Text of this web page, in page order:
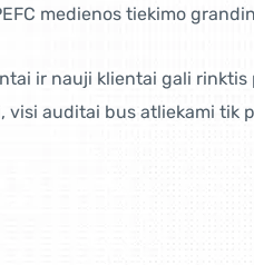
medienos tiekimo
ir nauji klientai gali
auditai bus atliekami tik